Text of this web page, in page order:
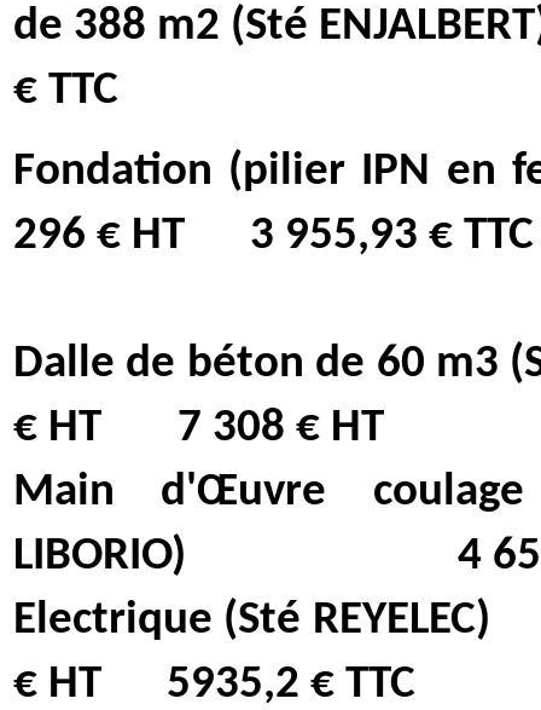
de 388 m2 (Sté
€ TTC
Fondation (pilier IPN en
296 € HT
3 955,93 € TTC
Dalle de béton de 60 m3
€ HT
7 308 € HT
Main d'Œuvre
LIBORIO)
4
Electrique (Sté REYELEC)
€ HT
5935,2 € TTC